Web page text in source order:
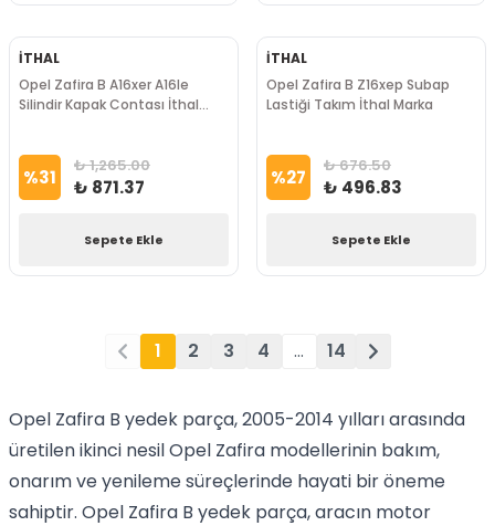
İTHAL
Opel Zafira B A16xer A16le
Silindir Kapak Contası İthal
%31 ₺ 1,265.00
₺ 871.37
Sepete Ekle
İTHAL
Opel Zafira B Z16xep Subap
Lastiği Takım İthal Marka
%27 ₺ 676.50
₺ 496.83
Sepete Ekle
1 2 3 4 … 14
Opel Zafira B yedek parça, 2005-2014 yılları arasında
üretilen ikinci nesil Opel Zafira modellerinin bakım,
onarım ve yenileme süreçlerinde hayati bir öneme
sahiptir. Opel Zafira B yedek parça, aracın motor